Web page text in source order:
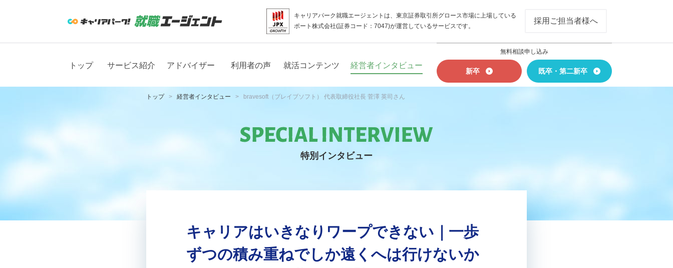
キャリアパーク就職エージェントは、東京証券取引所グロース市場に上場している
ポート株式会社(証券コード：7047)が運営しているサービスです。
採用ご担当者様へ
トップ サービス紹介 アドバイザー 利用者の声 就活コンテンツ 経営者インタビュー
無料相談申し込み
新卒 既卒・第二新卒
トップ 経営者インタビュー bravesoft（ブレイブソフト） 代表取締役社長 菅澤 英司さん
特別インタビュー
キャリアはいきなりワープできない｜一歩
ずつの積み重ねでしか遠くへは行けないか